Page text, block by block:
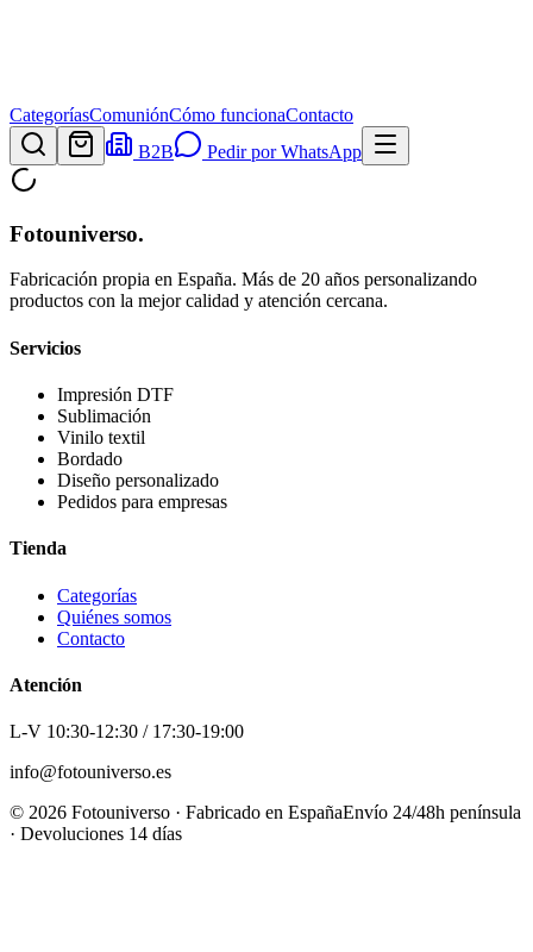
CategoríasComuniónCómo funcionaContacto
B2B
Pedir por WhatsApp
Fotouniverso.
Fabricación propia en España. Más de 20 años personalizando
productos con la mejor calidad y atención cercana.
Servicios
Impresión DTF
Sublimación
Vinilo textil
Bordado
Diseño personalizado
Pedidos para empresas
Tienda
Categorías
Quiénes somos
Contacto
Atención
L-V 10:30-12:30 / 17:30-19:00
info@fotouniverso.es
© 2026 Fotouniverso · Fabricado en EspañaEnvío 24/48h península
· Devoluciones 14 días